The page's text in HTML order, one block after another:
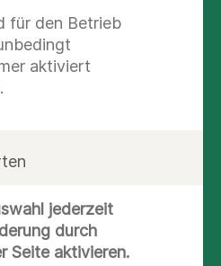
neueste
medikamentöse
umfasst.
depressiven
Besserung
beginnen solche
der Jugend oder im
für den Betrieb
aktiviert
jederzeit
durch
Seite aktivieren.